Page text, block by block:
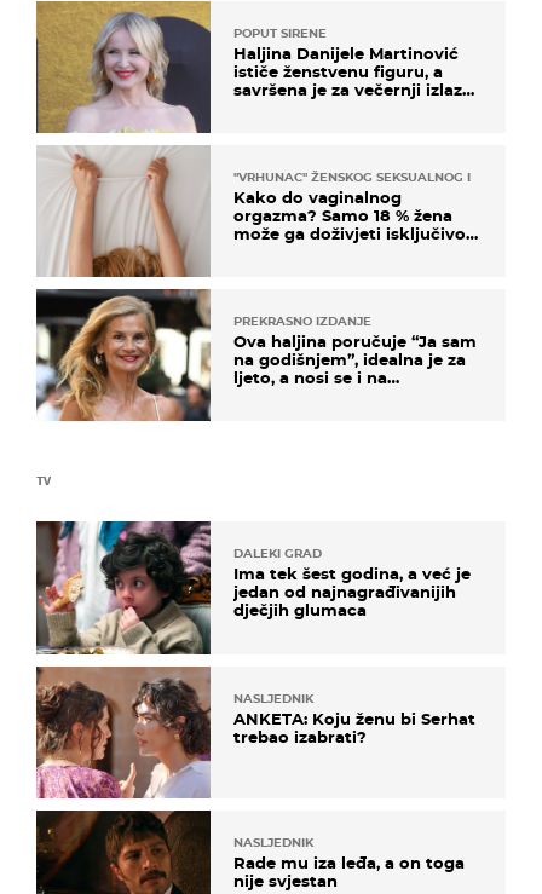
TV
DALEKI GRAD
Ima tek šest godina, a već je
jedan od najnagrađivanijih
dječjih glumaca
NASLJEDNIK
ANKETA: Koju ženu bi Serhat
trebao izabrati?
NASLJEDNIK
Rade mu iza leđa, a on toga
nije svjestan
POPUT SIRENE
Haljina Danijele Martinović
ističe ženstvenu figuru, a
savršena je za večernji izlazak
"VRHUNAC" ŽENSKOG SEKSUALNOG ISKUSTVA
Kako do vaginalnog
orgazma? Samo 18 % žena
može ga doživjeti isključivo
PREKRASNO IZDANJE
Ova haljina poručuje “Ja sam
na godišnjem”, idealna je za
ljeto, a nosi se i na